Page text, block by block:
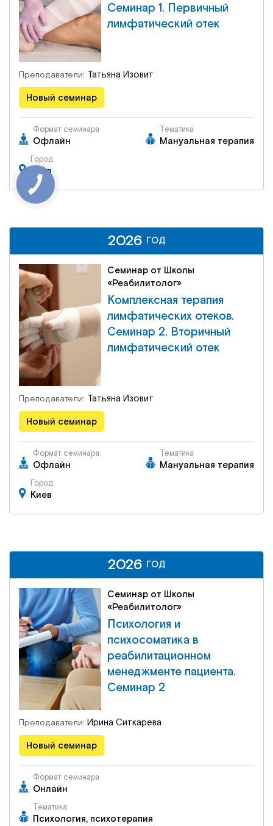
Семинар 1. Первичный
лимфатический отек
Преподаватели: Татьяна Изовит
Новый семинар
Формат семинара
Офлайн
Тематика
Мануальная терапия
Город
Киев
Семинар от Школы
«Реабилитолог»
Комплексная терапия
лимфатических отеков.
Семинар 2. Вторичный
лимфатический отек
Преподаватели: Татьяна Изовит
Новый семинар
Формат семинара
Офлайн
Тематика
Мануальная терапия
Город
Киев
2026 ГОД
2026 ГОД
Семинар от Школы
«Реабилитолог»
Психология и
психосоматика в
реабилитационном
менеджменте пациента.
Семинар 2
Преподаватели: Ирина Ситкарева
Новый семинар
Формат семинара
Онлайн
Тематика
Психология, психотерапия
2026 ГОД
2026 ГОД